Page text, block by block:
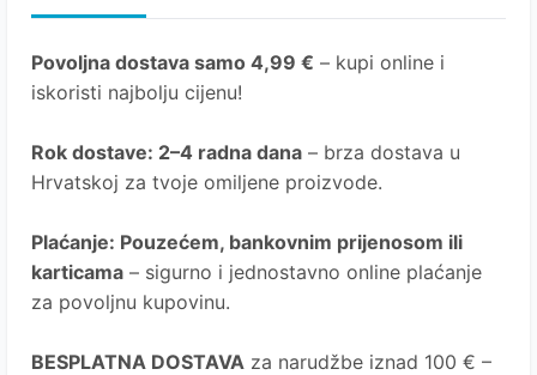
Povoljna dostava samo 4,99 € – kupi online i
iskoristi najbolju cijenu!
Rok dostave: 2–4 radna dana – brza dostava u
Hrvatskoj za tvoje omiljene proizvode.
Plaćanje: Pouzećem, bankovnim prijenosom ili
karticama – sigurno i jednostavno online plaćanje
za povoljnu kupovinu.
BESPLATNA DOSTAVA za narudžbe iznad 100 € –